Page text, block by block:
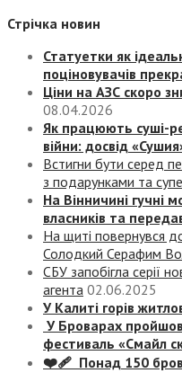
Стрічка новин
Статуетки як
поціновувачів
Ціни на АЗС скоро
08.04.2026
Як працюють суші-
війни: досвід
Встигни бути серед
з подарунками та
На Вінничині гучні
власників та
На щиті повернувся
Солодкий Серафим
СБУ запобігла серії
агента 02.06.2025
У Калиті горів
У Броварах
фестиваль «Смайл
❤️‍🩹 Понад 150